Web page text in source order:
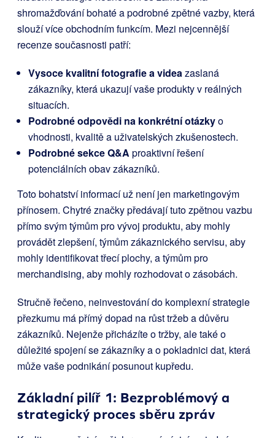
shromažďování bohaté a podrobné zpětné vazby, která
slouží více obchodním funkcím. Mezi nejcennější
recenze současnosti patří:
Vysoce kvalitní fotografie a videazaslaná
zákazníky, která ukazují vaše produkty v reálných
situacích.
Podrobné odpovědi na konkrétní otázkyo
vhodnosti, kvalitě a uživatelských zkušenostech.
Podrobné sekce Q&A proaktivní řešení
potenciálních obav zákazníků.
Toto bohatství informací už není jen marketingovým
přínosem. Chytré značky předávají tuto zpětnou vazbu
přímo svým týmům pro vývoj produktu, aby mohly
provádět zlepšení, týmům zákaznického servisu, aby
mohly identifikovat třecí plochy, a týmům pro
merchandising, aby mohly rozhodovat o zásobách.
Stručně řečeno, neinvestování do komplexní strategie
přezkumu má přímý dopad na růst tržeb a důvěru
zákazníků. Nejenže přicházíte o tržby, ale také o
důležité spojení se zákazníky a o pokladnici dat, která
může vaše podnikání posunout kupředu.
Základní pilíř 1: Bezproblémový a
strategický proces sběru zpráv